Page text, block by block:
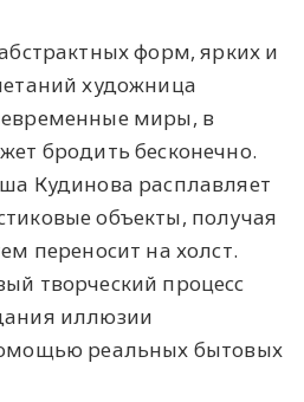
форм, ярких и
художница
миры, в
бродить бесконечно.
Кудинова расплавляет
объекты, получая
переносит на холст.
творческий процесс
иллюзии
реальных бытовых